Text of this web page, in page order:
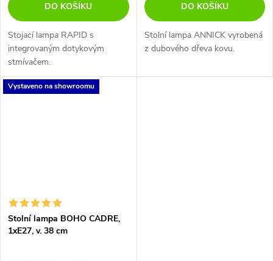
DO KOŠÍKU
Stojací lampa RAPID s
integrovaným dotykovým
stmívačem.
DO KOŠÍKU
Stolní lampa ANNICK vyrobená
z dubového dřeva kovu.
Vystaveno na showroomu
Stolní lampa BOHO CADRE,
1xE27, v. 38 cm